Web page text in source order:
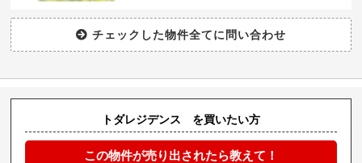
トダレジデンス を買いたい方
この物件が売り出されたら教えて！